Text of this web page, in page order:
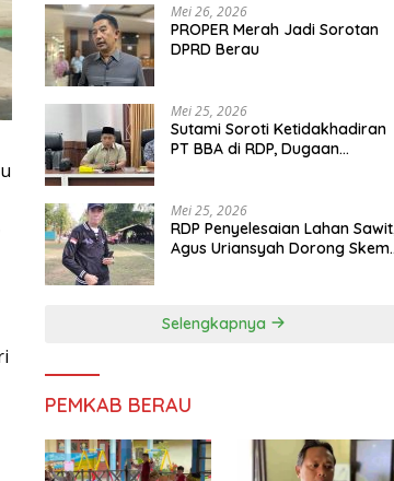
Mei 26, 2026
PROPER Merah Jadi Sorotan
DPRD Berau
Mei 25, 2026
Sutami Soroti Ketidakhadiran
PT BBA di RDP, Dugaan
Mei 25, 2026
RDP Penyelesaian Lahan
Agus Uriansyah Dorong
Selengkapnya
PEMKAB BERAU